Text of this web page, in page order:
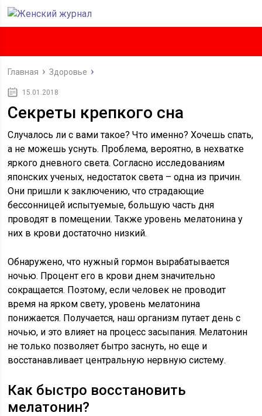
Главная Здоровье
15.01.2018
Секреты крепкого сна
Случалось ли с вами такое? Что именно? Хочешь спать,
а не можешь уснуть. Проблема, вероятно, в нехватке
яркого дневного света. Согласно исследованиям
японских ученых, недостаток света – одна из причин.
Они пришли к заключению, что страдающие
бессонницей испытуемые, большую часть дня
проводят в помещении. Также уровень мелатонина у
них в крови достаточно низкий.
Обнаружено, что нужный гормон вырабатывается
ночью. Процент его в крови днем значительно
сокращается. Поэтому, если человек не проводит
время на ярком свету, уровень мелатонина
понижается. Получается, наш организм путает день с
ночью, и это влияет на процесс засыпания. Мелатонин
не только позволяет бытро заснуть, но еще и
восстанавливает центральную нервную систему.
Как быстро восстановить
мелатонин?